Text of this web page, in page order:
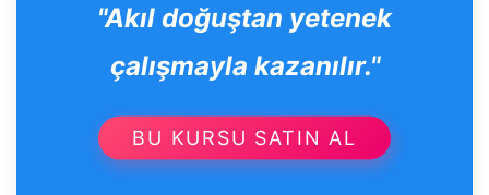
"Akıl doğuştan yetenek
çalışmayla kazanılır."
BU KURSU SATIN AL